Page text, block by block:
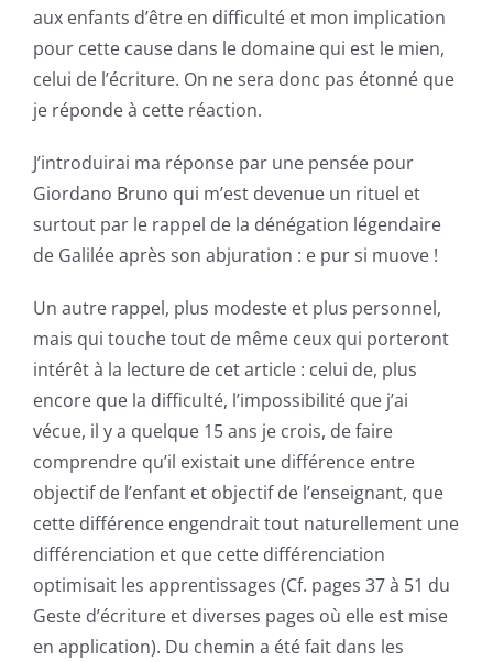
aux enfants d’être en difficulté et mon implication
pour cette cause dans le domaine qui est le mien,
celui de l’écriture. On ne sera donc pas étonné que
je réponde à cette réaction.
J’introduirai ma réponse par une pensée pour
Giordano Bruno qui m’est devenue un rituel et
surtout par le rappel de la dénégation légendaire
de Galilée après son abjuration : e pur si muove !
Un autre rappel, plus modeste et plus personnel,
mais qui touche tout de même ceux qui porteront
intérêt à la lecture de cet article : celui de, plus
encore que la difficulté, l’impossibilité que j’ai
vécue, il y a quelque 15 ans je crois, de faire
comprendre qu’il existait une différence entre
objectif de l’enfant et objectif de l’enseignant, que
cette différence engendrait tout naturellement une
différenciation et que cette différenciation
optimisait les apprentissages (Cf. pages 37 à 51 du
Geste d’écriture et diverses pages où elle est mise
en application). Du chemin a été fait dans les